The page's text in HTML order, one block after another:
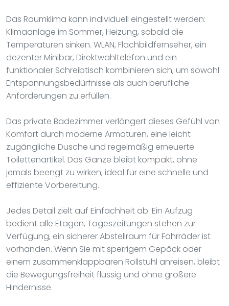
Das Raumklima kann individuell eingestellt werden:
Klimaanlage im Sommer, Heizung, sobald die
Temperaturen sinken. WLAN, Flachbildfernseher, ein
dezenter Minibar, Direktwahltelefon und ein
funktionaler Schreibtisch kombinieren sich, um sowohl
Entspannungsbedürfnisse als auch berufliche
Anforderungen zu erfüllen.
Das private Badezimmer verlängert dieses Gefühl von
Komfort durch moderne Armaturen, eine leicht
zugängliche Dusche und regelmäßig erneuerte
Toilettenartikel. Das Ganze bleibt kompakt, ohne
jemals beengt zu wirken, ideal für eine schnelle und
effiziente Vorbereitung.
Jedes Detail zielt auf Einfachheit ab: Ein Aufzug
bedient alle Etagen, Tageszeitungen stehen zur
Verfügung, ein sicherer Abstellraum für Fahrräder ist
vorhanden. Wenn Sie mit sperrigem Gepäck oder
einem zusammenklappbaren Rollstuhl anreisen, bleibt
die Bewegungsfreiheit flüssig und ohne größere
Hindernisse.